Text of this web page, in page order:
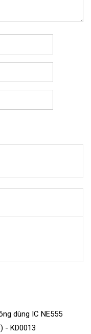
dùng IC NE555
- KD0013